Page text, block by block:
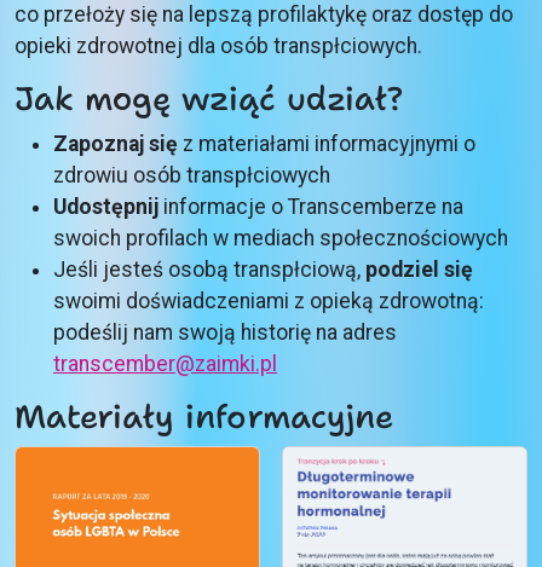
co przełoży się na lepszą profilaktykę oraz dostęp do
opieki zdrowotnej dla osób transpłciowych.
Jak mogę wziąć udział?
Zapoznaj się z materiałami informacyjnymi o
zdrowiu osób transpłciowych
Udostępnij informacje o Transcemberze na
swoich profilach w mediach społecznościowych
Jeśli jesteś osobą transpłciową, podziel się
swoimi doświadczeniami z opieką zdrowotną:
podeślij nam swoją historię na adres
transcember@zaimki.pl
Materiały informacyjne